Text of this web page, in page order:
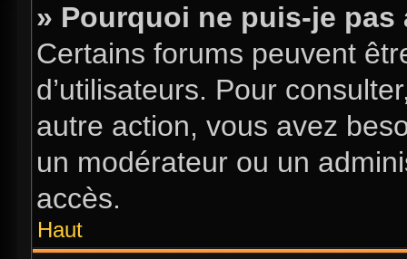
» Pourquoi ne puis-je
Certains forums peuvent
d’utilisateurs. Pour
autre action, vous avez
un modérateur ou un
accès.
Haut